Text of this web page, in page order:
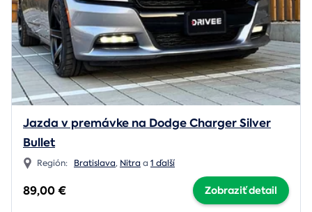
Jazda v premávke na Dodge Charger Silver
Bullet
Región: Bratislava, Nitra a 1 ďalší
89,00 € Zobraziť detail